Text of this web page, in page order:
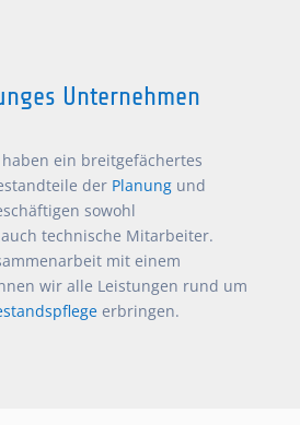
Unternehmen
ein breitgefächertes
der Planungund
sowohl
technische Mitarbeiter.
mit einem
wir alle Leistungen rund um
erbringen.